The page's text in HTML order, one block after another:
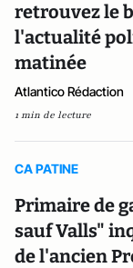
retrouvez le
l'actualité
matinée
Atlantico Rédaction
1 min de lecture
CA PATINE
Primaire de
sauf Valls"
de l'ancien